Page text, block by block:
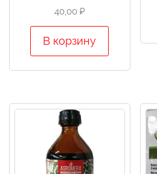
40,00 ₽
В корзину